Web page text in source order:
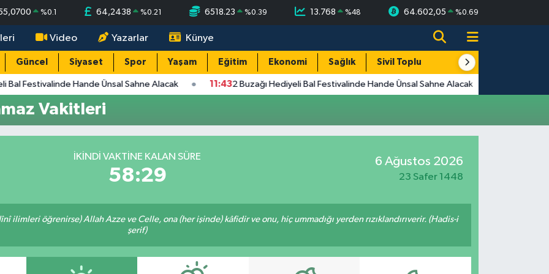
%0.1 64,2438 %0.21 6518.23 %0.39 13.768 %48 64.602,05 %0.69
Video Yazarlar Künye
Güncel Siyaset Spor Yaşam Eğitim Ekonomi Sağlık Sivil Toplum Turizm
Bal Festivalinde Hande Ünsal Sahne Alacak 11:432 Buzağı Hediyeli Bal Festivalinde Hande Ünsal Sahne Alacak
Vakitleri
İKINDI VAKTINE KALAN SÜRE
58:29
6 Ağustos 2026
23 Safer 1448
ilimleri öğrenirse) Allah Azze ve Celle, ona (her işinde) kâfidir ve onu, hiç ummadığı yerden rızıklandırıverir. (Hadis-i
şerif)